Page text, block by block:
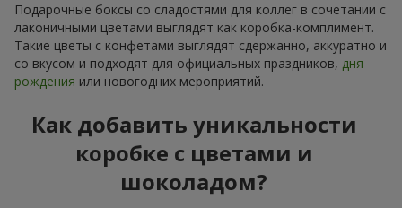
Подарочные боксы со сладостями для коллег в сочетании с
лаконичными цветами выглядят как коробка-комплимент.
Такие цветы с конфетами выглядят сдержанно, аккуратно и
со вкусом и подходят для официальных праздников, дня
рождения или новогодних мероприятий.
Как добавить уникальности
коробке с цветами и
шоколадом?